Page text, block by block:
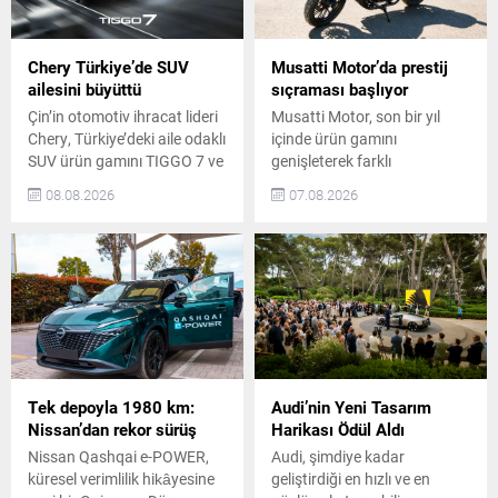
Chery Türkiye’de SUV
ailesini büyüttü
Çin’in otomotiv ihracat lideri
Chery, Türkiye’deki aile odaklı
SUV ürün gamını TIGGO 7 ve
güçlendirmeye devam ediyor.
adedi aşan ihracat başarısı,
Euro NCAP’ten aldığı beş
yıldızlı güvenlik performansı
ve kullanıcı odaklı
teknolojileriyle öne çıkan
TIGGO 7, markanın
Türkiye’deki aile SUV
stratejisinin merkezinde yer...
08.08.2026
Musatti Motor’da prestij
sıçraması başlıyor
Musatti Motor, son bir yıl
içinde ürün gamını
genişleterek farklı
çeşitliliğini artırdı. Carbot
karadan denize taşıyan
marka, Kingpow ve Off Track
modelleriyle daha güçlü,
yenilikçi ve premium bir
konuma hazırlanıyor.
Musatti Motor’un Yeni
Dönem Vizyonu Türkiye’nin
yerli üretim odaklı motosiklet
markalarından Musatti
Motor, ürün gamını...
07.08.2026
Tek depoyla 1980 km:
Nissan’dan rekor sürüş
Nissan Qashqai e-POWER,
küresel verimlilik hikâyesine
Audi’nin Yeni Tasarım
Harikası Ödül Aldı
Audi, şimdiye kadar
geliştirdiği en hızlı ve en